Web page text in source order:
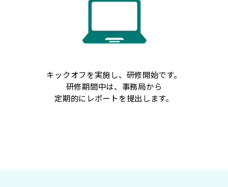
キックオフを実施し、研修開始です。
研修期間中は、事務局から
定期的にレポートを提出します。